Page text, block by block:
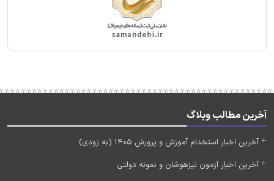
آخرین مطالب وبلاگ
آخرین اخبار استخدام آموزش و پرورش 1405 (به زودی)
آخرین اخبار آزمون تیزهوشان و نمونه دولتی